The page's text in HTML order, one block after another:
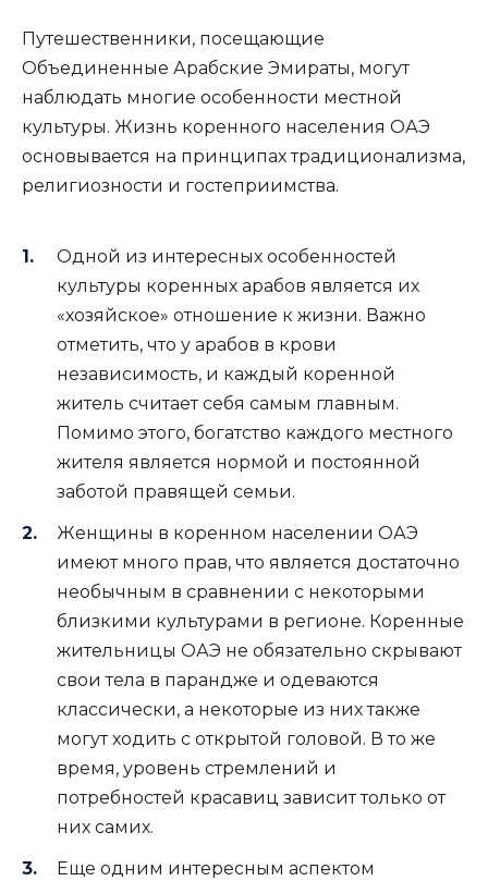
Путешественники, посещающие
Объединенные Арабские Эмираты, могут
наблюдать многие особенности местной
культуры. Жизнь коренного населения ОАЭ
основывается на принципах традиционализма,
религиозности и гостеприимства.
Одной из интересных особенностей
культуры коренных арабов является их
«хозяйское» отношение к жизни. Важно
отметить, что у арабов в крови
независимость, и каждый коренной
житель считает себя самым главным.
Помимо этого, богатство каждого местного
жителя является нормой и постоянной
заботой правящей семьи.
Женщины в коренном населении ОАЭ
имеют много прав, что является достаточно
необычным в сравнении с некоторыми
близкими культурами в регионе. Коренные
жительницы ОАЭ не обязательно скрывают
свои тела в парандже и одеваются
классически, а некоторые из них также
могут ходить с открытой головой. В то же
время, уровень стремлений и
потребностей красавиц зависит только от
них самих.
Еще одним интересным аспектом